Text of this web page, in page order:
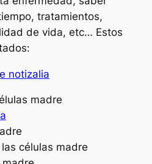
tratamientos,
de vida, etc… Estos
madre
células madre